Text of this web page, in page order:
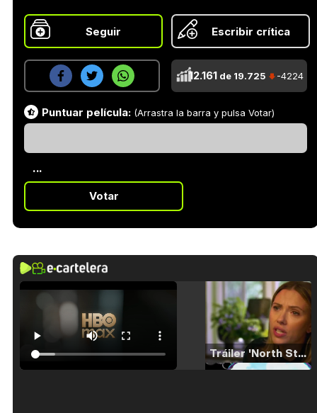
Seguir Escribir crítica
12.161 de 19.725 -4224
Puntuar película: (Arrastra la barra y pulsa Votar)
...
Votar
Tráiler 'North Star' (2023)